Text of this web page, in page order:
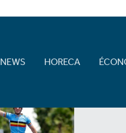
NEWS HORECA